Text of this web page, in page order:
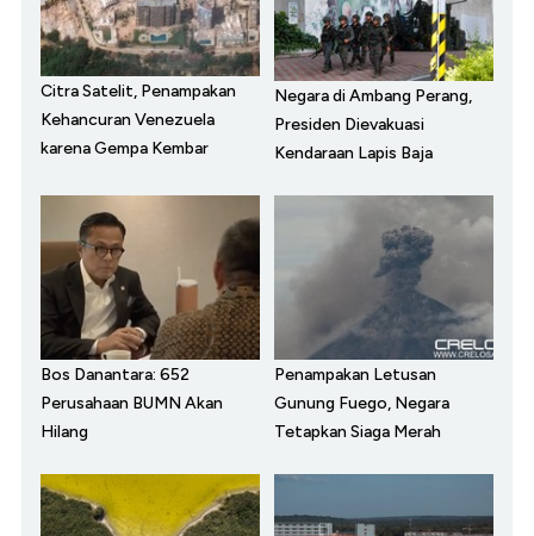
Citra Satelit, Penampakan
Kehancuran Venezuela
karena Gempa Kembar
Negara di Ambang Perang,
Presiden Dievakuasi
Kendaraan Lapis Baja
Bos Danantara: 652
Perusahaan BUMN Akan
Hilang
Penampakan Letusan
Gunung Fuego, Negara
Tetapkan Siaga Merah